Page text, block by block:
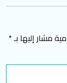
مشار إليها بـ*